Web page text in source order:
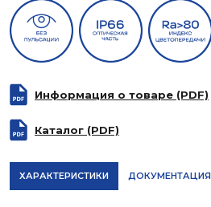
Информация о товаре (PDF)
Каталог (PDF)
ХАРАКТЕРИСТИКИ ДОКУМЕНТАЦИЯ